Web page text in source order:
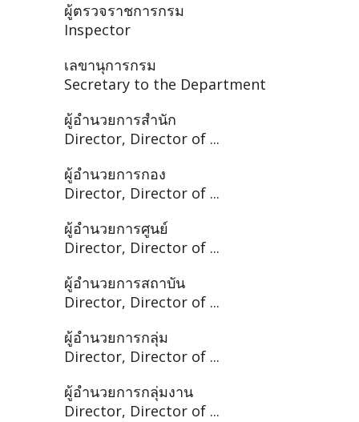
ผู้ตรวจราชการกรม
Inspector
เลขานุการกรม
Secretary to the Department
ผู้อำนวยการสำนัก
Director, Director of ...
ผู้อำนวยการกอง
Director, Director of ...
ผู้อำนวยการศูนย์
Director, Director of ...
ผู้อำนวยการสถาบัน
Director, Director of ...
ผู้อำนวยการกลุ่ม
Director, Director of ...
ผู้อำนวยการกลุ่มงาน
Director, Director of ...